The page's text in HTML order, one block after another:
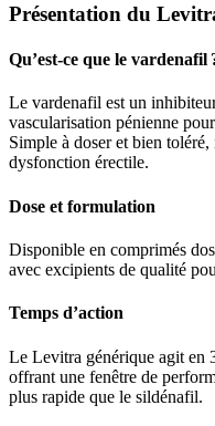
Présentation du
Qu’est-ce que le vardenafil
Le vardenafil est un
vascularisation pénienne
Simple à doser et bien
dysfonction érectile.
Dose et formulation
Disponible en comprimés
avec excipients de qualité
Temps d’action
Le Levitra générique agit en
offrant une fenêtre de
plus rapide que le sildénafil.